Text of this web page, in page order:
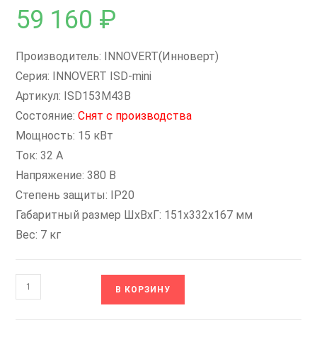
59 160 ₽
Производитель: INNOVERT(Инноверт)
Серия: INNOVERT ISD-mini
Артикул: ISD153M43B
Состояние:Снят с производства
Мощность: 15 кВт
Ток: 32 А
Напряжение: 380 В
Степень защиты: IP20
Габаритный размер ШхВхГ: 151х332х167 мм
Вес: 7 кг
Количество
товара
В КОРЗИНУ